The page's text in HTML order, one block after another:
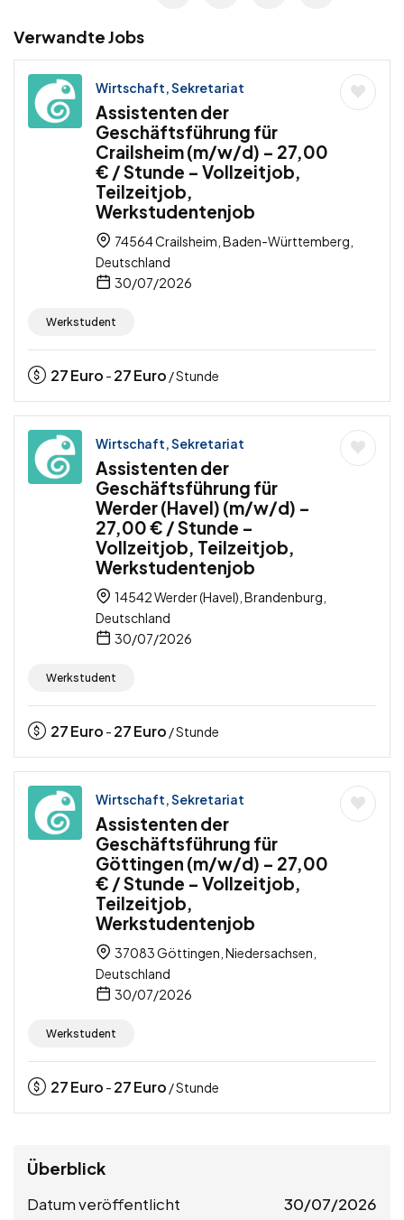
Verwandte Jobs
Wirtschaft, Sekretariat
Assistenten der
Geschäftsführung für
Crailsheim (m/w/d) – 27,00
€ / Stunde – Vollzeitjob,
Teilzeitjob,
Werkstudentenjob
74564 Crailsheim, Baden-Württemberg,
Deutschland
30/07/2026
Werkstudent
27Euro - 27Euro / Stunde
Wirtschaft, Sekretariat
Assistenten der
Geschäftsführung für
Werder (Havel) (m/w/d) –
27,00 € / Stunde –
Vollzeitjob, Teilzeitjob,
Werkstudentenjob
14542 Werder (Havel), Brandenburg,
Deutschland
30/07/2026
Werkstudent
27Euro - 27Euro / Stunde
Wirtschaft, Sekretariat
Assistenten der
Geschäftsführung für
Göttingen (m/w/d) – 27,00
€ / Stunde – Vollzeitjob,
Teilzeitjob,
Werkstudentenjob
37083 Göttingen, Niedersachsen,
Deutschland
30/07/2026
Werkstudent
27Euro - 27Euro / Stunde
Überblick
Datum veröffentlicht 30/07/2026